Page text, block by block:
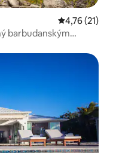
Průměrné
4,76 (21)
barbudanským